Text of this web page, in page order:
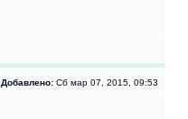
Добавлено: Сб мар 07, 2015, 09:53